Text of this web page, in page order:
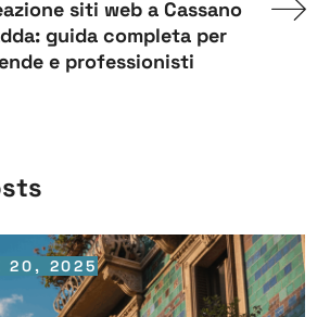
siti web a Cassano
guida completa per
e professionisti
20, 2025